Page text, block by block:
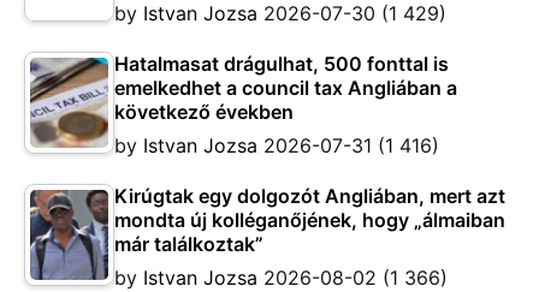
by Istvan Jozsa 2026-07-30 (1 429)
Hatalmasat drágulhat, 500 fonttal is
emelkedhet a council tax Angliában a
következő években
by Istvan Jozsa 2026-07-31 (1 416)
Kirúgtak egy dolgozót Angliában, mert azt
mondta új kolléganőjének, hogy „álmaiban
már találkoztak”
by Istvan Jozsa 2026-08-02 (1 366)